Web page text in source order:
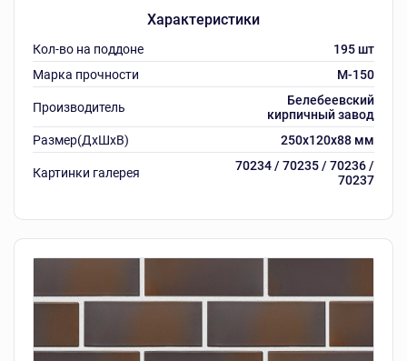
Характеристики
Кол-во на поддоне
195 шт
Марка прочности
M-150
Производитель
Белебеевский
кирпичный завод
Размер(ДхШхВ)
250х120х88 мм
Картинки галерея
70234 / 70235 / 70236 /
70237